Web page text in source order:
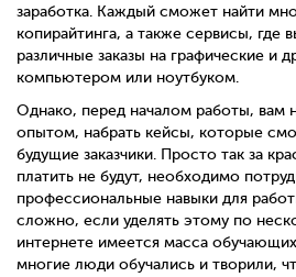
заработка. Каждый сможет найти
копирайтинга, а также сервисы, где
различные заказы на графические и
компьютером или ноутбуком.
Однако, перед началом работы, вам
опытом, набрать кейсы, которые
будущие заказчики. Просто так за
платить не будут, необходимо
профессиональные навыки для
сложно, если уделять этому по
интернете имеется масса
многие люди обучались и творили,